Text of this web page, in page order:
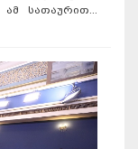
სათაურით...